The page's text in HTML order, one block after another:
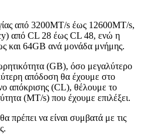
από 3200MT/s έως 12600MT/s,
από CL 28 έως CL 48, ενώ η
και 64GB ανά μονάδα μνήμης.
(GB), όσο μεγαλύτερο
απόδοση θα έχουμε στο
απόκρισης (CL), θέλουμε το
(MT/s) που έχουμε επιλέξει.
πρέπει να είναι συμβατά με τις